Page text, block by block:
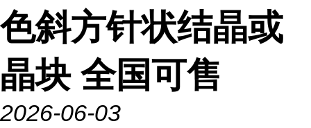
色斜方针状结晶或
晶块 全国可售
2026-06-03